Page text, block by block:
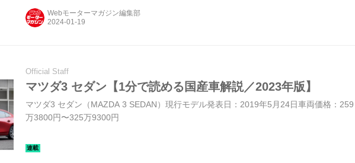
Webモーターマガジン編集部
Official Staff
マツダ3 セダン【1分で読める国産車解説／2023年版】
マツダ3 セダン（MAZDA 3 SEDAN）現行モデル発表日：2019年5月24日車両価格：259
万3800円〜325万9300円